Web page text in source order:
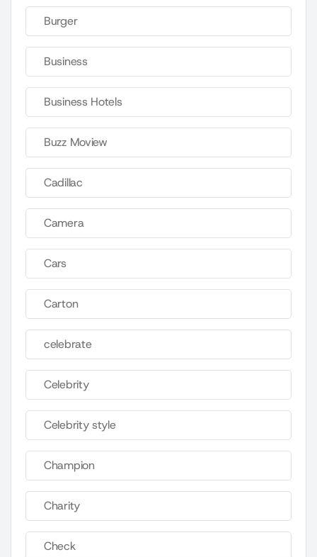
Burger
Business
Business Hotels
Buzz Moview
Cadillac
Camera
Cars
Carton
celebrate
Celebrity
Celebrity style
Champion
Charity
Check